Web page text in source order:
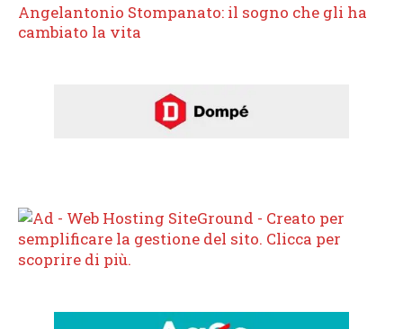
Angelantonio Stompanato: il sogno che gli ha
cambiato la vita